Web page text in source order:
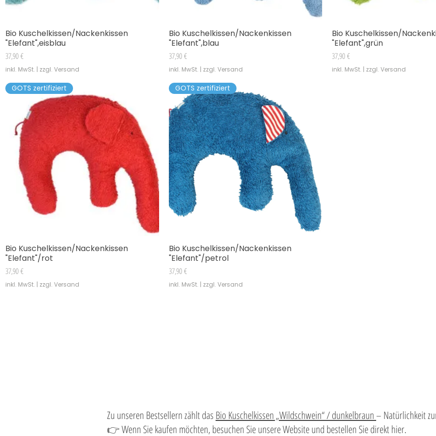
Schnellansicht
Bio Kuschelkissen/Nackenkissen
"Elefant",eisblau
Preis
37,90 €
inkl. MwSt. | zzgl. Versand
Schnellansicht
Bio Kuschelkissen/Nackenkissen
"Elefant",blau
Preis
37,90 €
inkl. MwSt. | zzgl. Versand
Schnellansicht
Bio Kuschelkissen/
"Elefant",grün
Preis
37,90 €
inkl. MwSt. | zzgl. Versand
Schnellansicht
GOTS zertifiziert
Bio Kuschelkissen/Nackenkissen
"Elefant"/rot
Preis
37,90 €
inkl. MwSt. | zzgl. Versand
Schnellansicht
GOTS zertifiziert
Bio Kuschelkissen/Nackenkissen
"Elefant"/petrol
Preis
37,90 €
inkl. MwSt. | zzgl. Versand
Zu unseren Bestsellern zählt das Bio Kuschelkissen „Wildschwein“ / dunkelbraun – Natürlichkeit
👉 Wenn Sie kaufen möchten, besuchen Sie unsere Website und bestellen Sie direkt hier.